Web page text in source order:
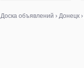
Доска объявлений › Донецк ›